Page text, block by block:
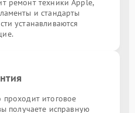
ремонт техники Apple,
и стандарты
устанавливаются
проходит итоговое
получаете исправную